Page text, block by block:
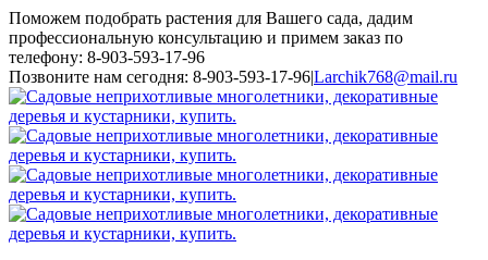
Поможем подобрать растения для Вашего сада, дадим
профессиональную консультацию и примем заказ по
телефону: 8-903-593-17-96
Toggle
SlidingBar
Area
Позвоните нам сегодня: 8-903-593-17-96|Larchik768@mail.ru